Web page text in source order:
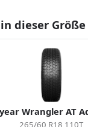
dieser Größe
Wrangler AT
265/60 R18 110T